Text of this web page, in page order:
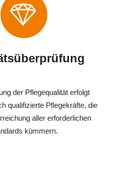
der Pflegequalität erfolgt
qualifizierte Pflegekräfte, die
aller erforderlichen
kümmern.